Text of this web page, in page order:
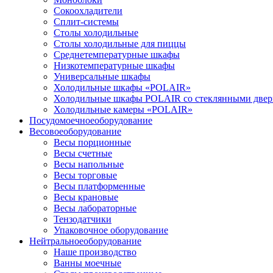
Сокоохладители
Сплит-системы
Столы холодильные
Столы холодильные для пиццы
Среднетемпературные шкафы
Низкотемпературные шкафы
Универсальные шкафы
Холодильные шкафы «POLAIR»
Холодильные шкафы POLAIR со стеклянными
Холодильные камеры «POLAIR»
Посудомоечноеоборудование
Весовоеоборудование
Весы порционные
Весы счетные
Весы напольные
Весы торговые
Весы платформенные
Весы крановые
Весы лабораторные
Тензодатчики
Упаковочное оборудование
Нейтральноеоборудование
Наше производство
Ванны моечные